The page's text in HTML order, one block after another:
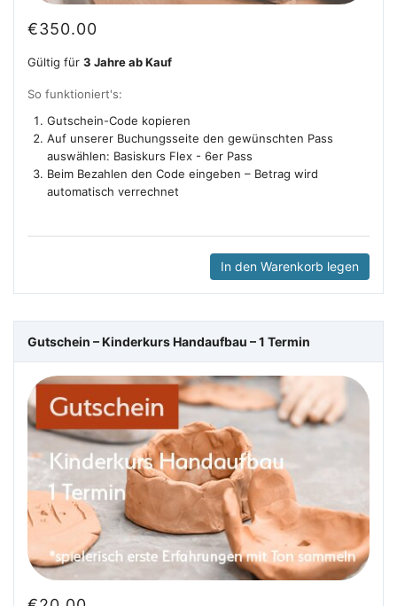
€350.00
Gültig für 3 Jahre ab Kauf
So funktioniert's:
Gutschein-Code kopieren
Auf unserer Buchungsseite den gewünschten Pass
auswählen: Basiskurs Flex - 6er Pass
Beim Bezahlen den Code eingeben – Betrag wird
automatisch verrechnet
In den Warenkorb legen
Gutschein – Kinderkurs Handaufbau – 1 Termin